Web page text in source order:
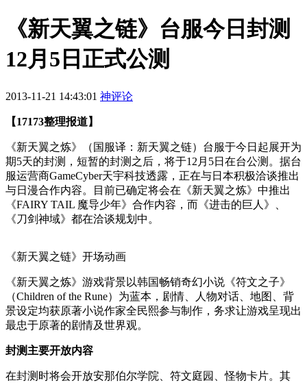
《新天翼之链》台服今日封测
12月5日正式公测
2013-11-21 14:43:01 神评论
【17173整理报道】
《新天翼之炼》（国服译：新天翼之链）台服于今日起展开为
期5天的封测，短暂的封测之后，将于12月5日在台公测。据台
服运营商GameCyber天宇科技透露，正在与日本积极洽谈推出
与日漫合作内容。目前已确定将会在《新天翼之炼》中推出
《FAIRY TAIL 魔导少年》合作内容，而《进击的巨人》、
《刀剑神域》都在洽谈规划中。
《新天翼之链》开场动画
《新天翼之炼》游戏背景以韩国畅销奇幻小说《符文之子》
（Children of the Rune）为蓝本，剧情、人物对话、地图、背
景设定均获原著小说作家全民熙参与制作，务求让游戏呈现出
最忠于原著的剧情及世界观。
封测主要开放内容
在封测时将会开放安那伯尔学院、符文庭园、怪物卡片。其